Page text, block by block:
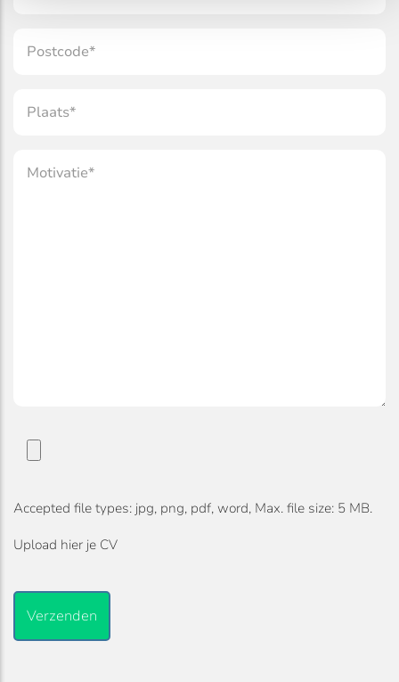
Accepted file types: jpg, png, pdf, word, Max. file size: 5 MB.
Upload hier je CV